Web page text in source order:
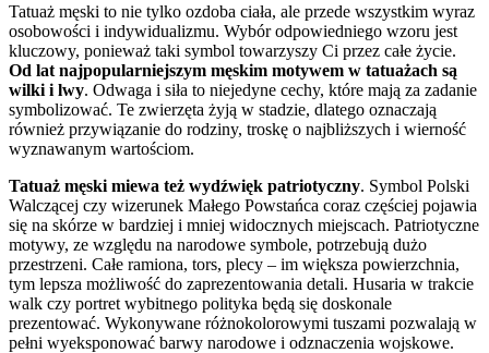
Tatuaż męski to nie tylko ozdoba ciała, ale przede wszystkim wyraz
osobowości i indywidualizmu. Wybór odpowiedniego wzoru jest
kluczowy, ponieważ taki symbol towarzyszy Ci przez całe życie.
Od lat najpopularniejszym męskim motywem w tatuażach są
wilki i lwy. Odwaga i siła to niejedyne cechy, które mają za zadanie
symbolizować. Te zwierzęta żyją w stadzie, dlatego oznaczają
również przywiązanie do rodziny, troskę o najbliższych i wierność
wyznawanym wartościom.
Tatuaż męski miewa też wydźwięk patriotyczny. Symbol Polski
Walczącej czy wizerunek Małego Powstańca coraz częściej pojawia
się na skórze w bardziej i mniej widocznych miejscach. Patriotyczne
motywy, ze względu na narodowe symbole, potrzebują dużo
przestrzeni. Całe ramiona, tors, plecy – im większa powierzchnia,
tym lepsza możliwość do zaprezentowania detali. Husaria w trakcie
walk czy portret wybitnego polityka będą się doskonale
prezentować. Wykonywane różnokolorowymi tuszami pozwalają w
pełni wyeksponować barwy narodowe i odznaczenia wojskowe.